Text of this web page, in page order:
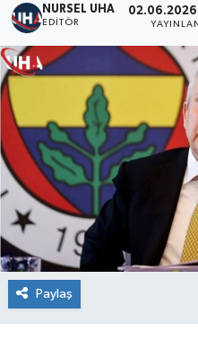
NURSEL UHA
EDITÖR
Paylaş